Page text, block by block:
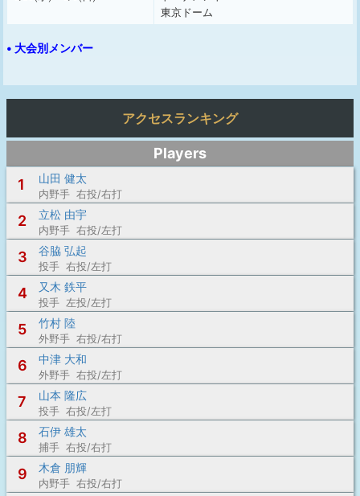
東京ドーム
• 大会別メンバー
アクセスランキング
Players
1
山田 健太
内野手 右投/右打
2 立松 由宇
内野手 右投/左打
3 谷脇 弘起
投手 右投/左打
4 又木 鉄平
投手 左投/左打
5 竹村 陸
外野手 右投/右打
6 中津 大和
外野手 右投/左打
7 山本 隆広
投手 右投/左打
8 石伊 雄太
捕手 右投/右打
9 木倉 朋輝
内野手 右投/右打